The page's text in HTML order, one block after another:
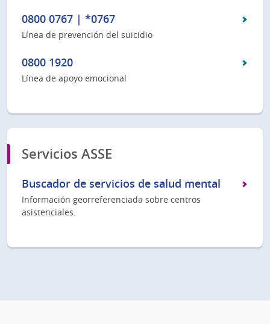
0800 0767 | *0767
Línea de prevención del suicidio
0800 1920
Línea de apoyo emocional
Servicios ASSE
Buscador de servicios de salud mental
Información georreferenciada sobre centros
asistenciales.